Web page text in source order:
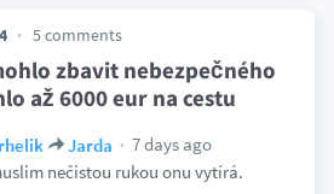
5 comments
zbavit nebezpečného
až 6000 eur na cestu
Jarda
7 days ago
nečistou rukou onu vytírá.